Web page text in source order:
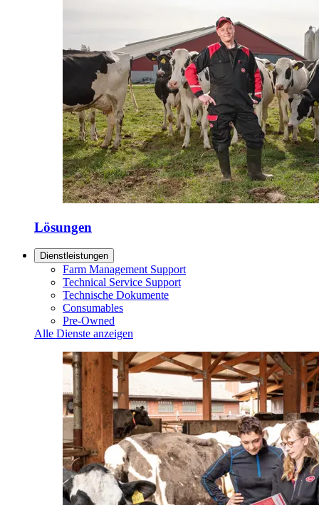
Lösungen
Dienstleistungen
Farm Management Support
Technical Service Support
Technische Dokumente
Consumables
Pre-Owned
Alle Dienste anzeigen